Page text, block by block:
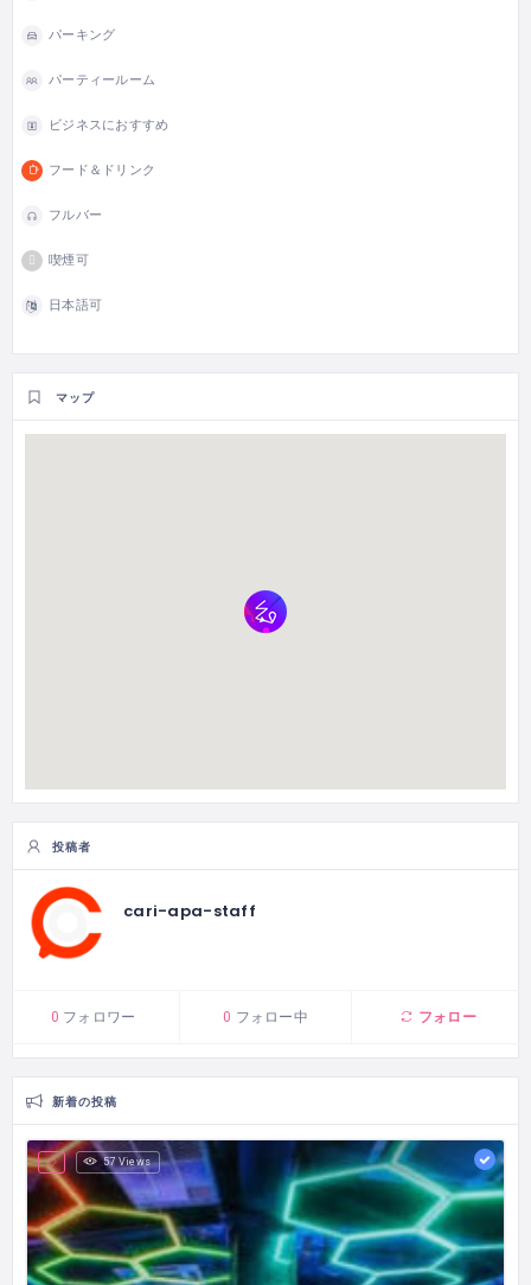
パーキング
パーティールーム
ビジネスにおすすめ
フード＆ドリンク
フルバー
喫煙可
日本語可
マップ
投稿者
cari-apa-staff
0 フォロワー 0 フォロー中 フォロー
新着の投稿
57 Views